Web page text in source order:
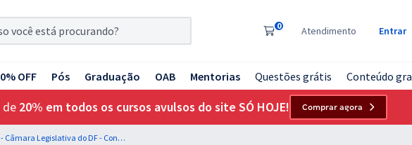
0 Atendimento Entrar
OFF Pós Graduação OAB Mentorias Questões grátis Conteúdo
de 20% em todos os cursos avulsos do site SÓ HOJE! Comprar agora
Gramática para a CLDF - Câmara Legislativa do DF - Consultor Técnico-Legislativo - Professor: Elias Santana